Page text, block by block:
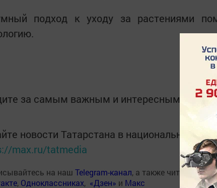
подход к уходу за растениями
за самым важным и интересным в
новости Татарстана в национальном
max.ru/tatmedia
на наш Telegram-канал, а также читайте нас
, Одноклассниках, «Дзен» и Макс